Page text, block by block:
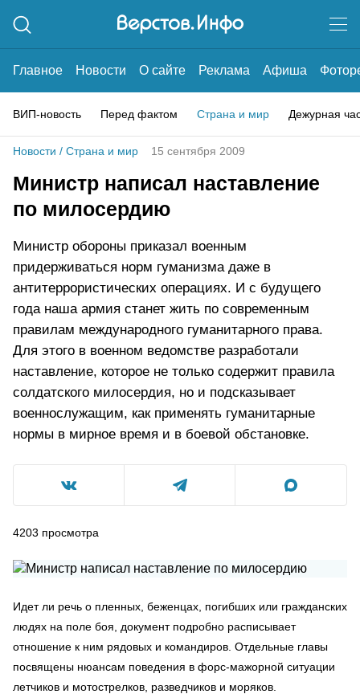
Главное Новости О сайте Реклама Афиша
ВИП-новость Перед фактом Страна и мир Дежурная
Новости / Страна и мир 15 сентября 2009
Министр написал наставление
по милосердию
Министр обороны приказал военным
придерживаться норм гуманизма даже в
антитеррористических операциях. И с будущего
года наша армия станет жить по современным
правилам международного гуманитарного права.
Для этого в военном ведомстве разработали
наставление, которое не только содержит правила
солдатского милосердия, но и подсказывает
военнослужащим, как применять гуманитарные
нормы в мирное время и в боевой обстановке.
4203 просмотра
Идет ли речь о пленных, беженцах, погибших или гражданских
людях на поле боя, документ подробно расписывает
отношение к ним рядовых и командиров. Отдельные главы
посвящены нюансам поведения в форс-мажорной ситуации
летчиков и мотострелков, разведчиков и моряков.